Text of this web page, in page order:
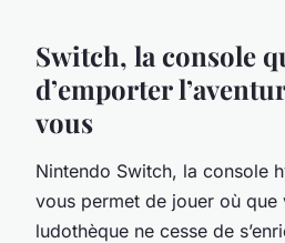
Switch, la console
d’emporter
vous
Nintendo Switch, la console
vous permet de jouer où que
ludothèque ne cesse de